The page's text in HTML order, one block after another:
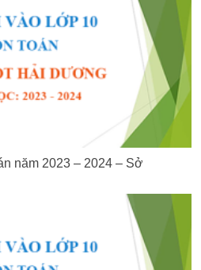
năm 2023 – 2024 – Sở